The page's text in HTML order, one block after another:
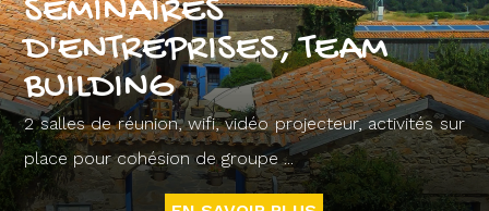
SÉMINAIRES
D'ENTREPRISES, TEAM
BUILDING
2 salles de réunion, wifi, vidéo projecteur, activités sur
place pour cohésion de groupe ...